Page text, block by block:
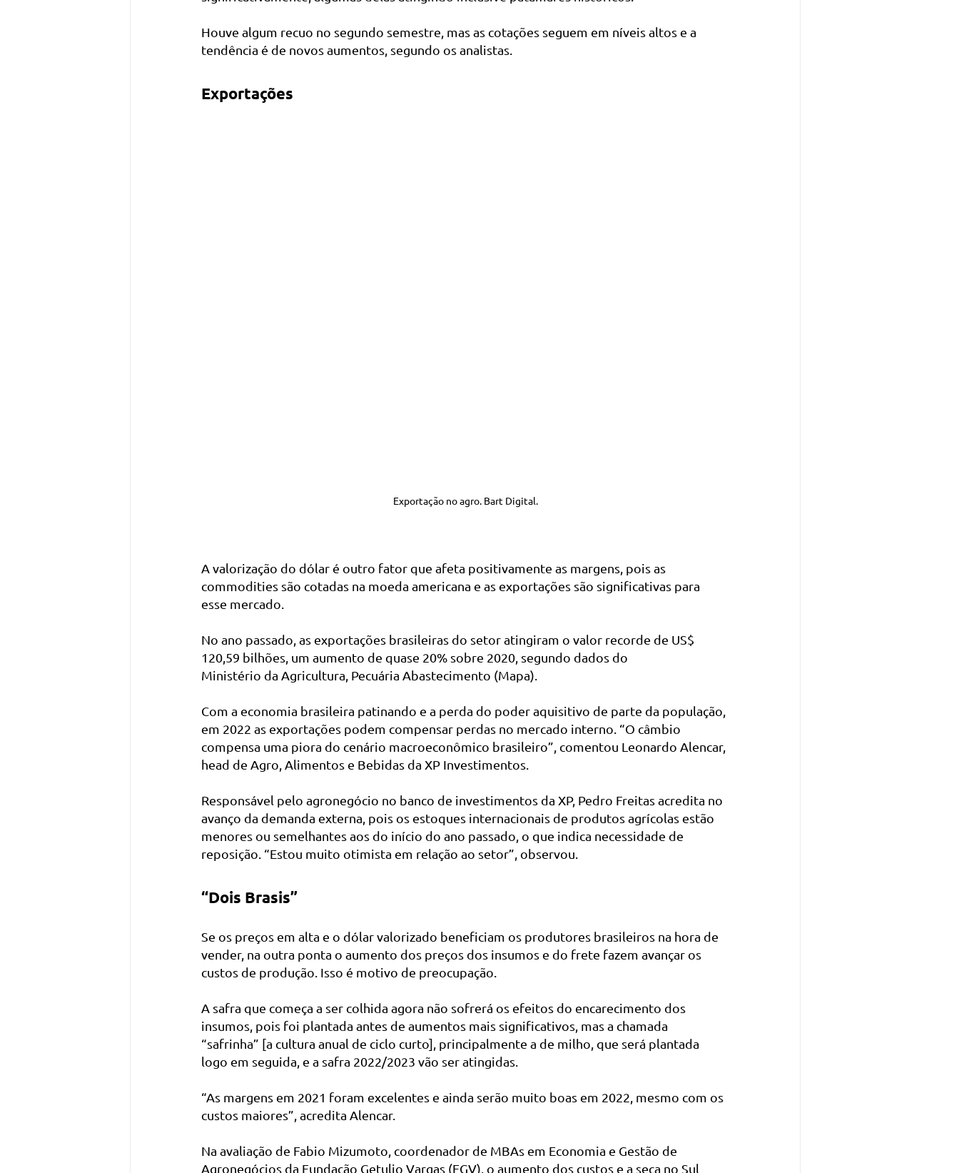
Houve algum recuo no segundo semestre, mas as cotações seguem em níveis altos e a
tendência é de novos aumentos, segundo os analistas.
Exportações
Exportação no agro. Bart Digital.
A valorização do dólar é outro fator que afeta positivamente as margens, pois as
commodities são cotadas na moeda americana e as exportações são significativas para
esse mercado.
No ano passado, as exportações brasileiras do setor atingiram o valor recorde de US$
120,59 bilhões, um aumento de quase 20% sobre 2020, segundo dados do
Ministério da Agricultura, Pecuária Abastecimento (Mapa).
Com a economia brasileira patinando e a perda do poder aquisitivo de parte da população,
em 2022 as exportações podem compensar perdas no mercado interno. “O câmbio
compensa uma piora do cenário macroeconômico brasileiro”, comentou Leonardo Alencar,
head de Agro, Alimentos e Bebidas da XP Investimentos.
Responsável pelo agronegócio no banco de investimentos da XP, Pedro Freitas acredita no
avanço da demanda externa, pois os estoques internacionais de produtos agrícolas estão
menores ou semelhantes aos do início do ano passado, o que indica necessidade de
reposição. “Estou muito otimista em relação ao setor”, observou.
“Dois Brasis”
Se os preços em alta e o dólar valorizado beneficiam os produtores brasileiros na hora de
vender, na outra ponta o aumento dos preços dos insumos e do frete fazem avançar os
custos de produção. Isso é motivo de preocupação.
A safra que começa a ser colhida agora não sofrerá os efeitos do encarecimento dos
insumos, pois foi plantada antes de aumentos mais significativos, mas a chamada
“safrinha” [a cultura anual de ciclo curto], principalmente a de milho, que será plantada
logo em seguida, e a safra 2022/2023 vão ser atingidas.
“As margens em 2021 foram excelentes e ainda serão muito boas em 2022, mesmo com os
custos maiores”, acredita Alencar.
Na avaliação de Fabio Mizumoto, coordenador de MBAs em Economia e Gestão de
Agronegócios da Fundação Getulio Vargas (FGV), o aumento dos custos e a seca no Sul